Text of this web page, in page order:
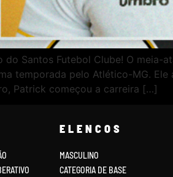
Santos Futebol Clube! O meia-
temporada pelo Atlético-MG.
Patrick começou a carreira […]
ELENCOS
MASCULINO
CATEGORIA DE BASE